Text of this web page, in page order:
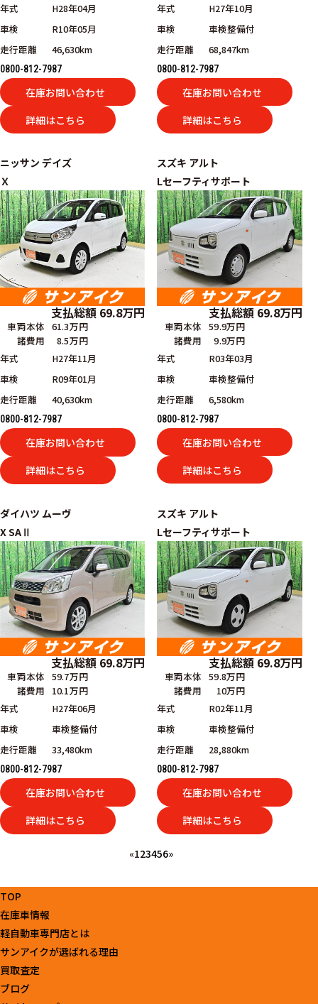
年式
H28年04月
車検
R10年05月
走行距離
46,630km
0800-812-7987
在庫お問い合わせ
詳細はこちら
年式
H27年10月
車検
車検整備付
走行距離
68,847km
0800-812-7987
在庫お問い合わせ
詳細はこちら
ニッサン デイズ
Ｘ
支払総額 69.8万円
車両本体 61.3万円
諸費用
8.5万円
年式
H27年11月
車検
R09年01月
走行距離
40,630km
0800-812-7987
在庫お問い合わせ
詳細はこちら
スズキ アルト
Lセーフティサポート
支払総額 69.8万円
車両本体 59.9万円
諸費用
9.9万円
年式
R03年03月
車検
車検整備付
走行距離
6,580km
0800-812-7987
在庫お問い合わせ
詳細はこちら
ダイハツ ムーヴ
X SAⅡ
支払総額 69.8万円
車両本体 59.7万円
諸費用
10.1万円
年式
H27年06月
車検
車検整備付
走行距離
33,480km
0800-812-7987
在庫お問い合わせ
詳細はこちら
スズキ アルト
Lセーフティサポート
支払総額 69.8万円
車両本体 59.8万円
諸費用
10万円
年式
R02年11月
車検
車検整備付
走行距離
28,880km
0800-812-7987
在庫お問い合わせ
詳細はこちら
«123456»
TOP
在庫車情報
軽自動車専門店とは
サンアイクが選ばれる理由
買取査定
ブログ